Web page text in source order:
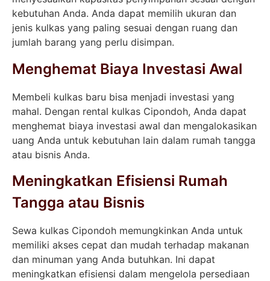
kebutuhan Anda. Anda dapat memilih ukuran dan
jenis kulkas yang paling sesuai dengan ruang dan
jumlah barang yang perlu disimpan.
Menghemat Biaya Investasi Awal
Membeli kulkas baru bisa menjadi investasi yang
mahal. Dengan rental kulkas Cipondoh, Anda dapat
menghemat biaya investasi awal dan mengalokasikan
uang Anda untuk kebutuhan lain dalam rumah tangga
atau bisnis Anda.
Meningkatkan Efisiensi Rumah
Tangga atau Bisnis
Sewa kulkas Cipondoh memungkinkan Anda untuk
memiliki akses cepat dan mudah terhadap makanan
dan minuman yang Anda butuhkan. Ini dapat
meningkatkan efisiensi dalam mengelola persediaan